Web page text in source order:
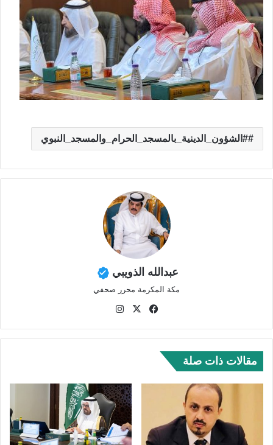
#الشؤون_الدينية_بالمسجد_الحرام_والمسجد_النبوي
عبدالله الذويبي
مكة المكرمة محرر صحفي
في
وك
‫X
ام
مقالات ذات صلة